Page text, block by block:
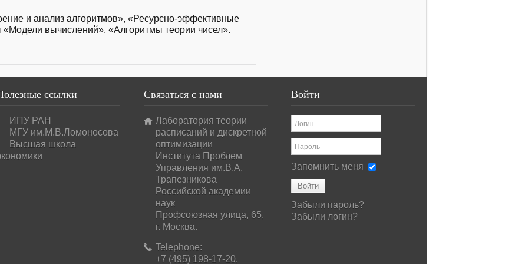
и анализ алгоритмов», «Ресурсно-эффективные
вычислений», «Алгоритмы теории чисел».
ссылки
ИПУ РАН
МГУ им.М.В.Ломоносова
Высшая школа
Связаться с нами
Лаборатория теории
расписаний и дискретной
оптимизации
Института Проблем
Управления им.В.А.
Трапезникова
Российской академии
наук
Профсоюзная улица, 65,
г. Москва.
Telephone:
+7 (495) 198-17-20,
Войти
Запомнить меня
Войти
Забыли пароль?
Забыли логин?